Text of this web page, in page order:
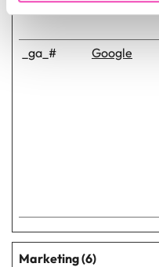
informazioni sul modo in
nostri partner che si
pubblicità e social
con altre informazioni
raccolto dal suo utilizzo
_ga_# Google
Marketing (6)